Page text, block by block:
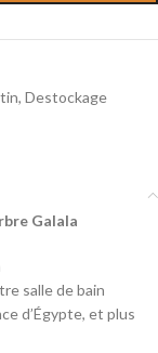
, Destockage
Galala
salle de bain
d’Égypte, et plus